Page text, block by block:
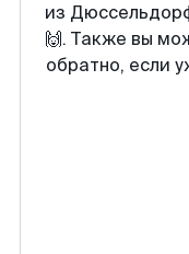
из
🙌. Также вы
обратно, если